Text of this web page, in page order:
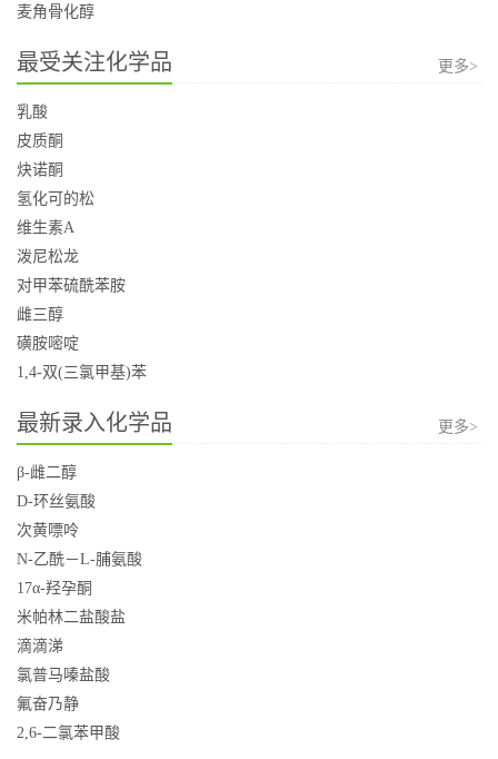
麦角骨化醇
最受关注化学品 更多>
乳酸
皮质酮
炔诺酮
氢化可的松
维生素A
泼尼松龙
对甲苯硫酰苯胺
雌三醇
磺胺嘧啶
1,4-双(三氯甲基)苯
最新录入化学品 更多>
β-雌二醇
D-环丝氨酸
次黄嘌呤
N-乙酰－L-脯氨酸
17α-羟孕酮
米帕林二盐酸盐
滴滴涕
氯普马嗪盐酸
氟奋乃静
2,6-二氯苯甲酸